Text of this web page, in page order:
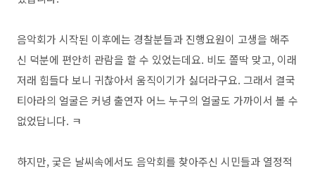
음악회가 시작된 이후에는 경찰분들과 진행요원이 고생을 해주
신 덕분에 편안히 관람을 할 수 있었는데요. 비도 쫄딱 맞고, 이래
저래 힘들다 보니 귀찮아서 움직이기가 싫더라구요. 그래서 결국
티아라의 얼굴은 커녕 출연자 어느 누구의 얼굴도 가까이서 볼 수
없었답니다. ㅋ
하지만, 궃은 날씨속에서도 음악회를 찾아주신 시민들과 열정적